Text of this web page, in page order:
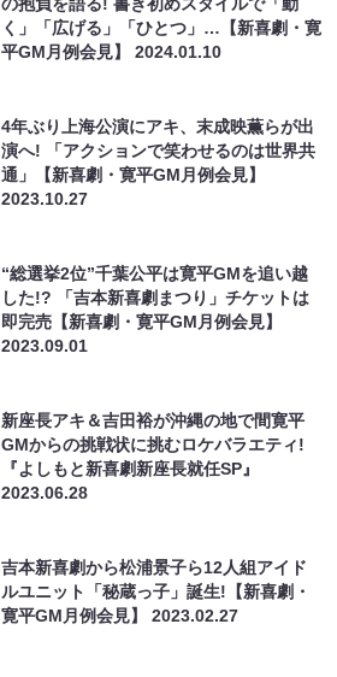
く」「広げる」「ひとつ」…【新喜劇・寛
平GM月例会見】2024.01.10
4年ぶり上海公演にアキ、末成映薫らが出
演へ! 「アクションで笑わせるのは世界共
通」【新喜劇・寛平GM月例会見】
2023.10.27
“総選挙2位”千葉公平は寛平GMを追い越
した!? 「吉本新喜劇まつり」チケットは
即完売【新喜劇・寛平GM月例会見】
2023.09.01
新座長アキ＆吉田裕が沖縄の地で間寛平
GMからの挑戦状に挑むロケバラエティ!
『よしもと新喜劇新座長就任SP』
2023.06.28
吉本新喜劇から松浦景子ら12人組アイド
ルユニット「秘蔵っ子」誕生!【新喜劇・
寛平GM月例会見】2023.02.27